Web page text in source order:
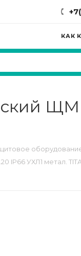
КАК
IP66 УХЛ1 метал.